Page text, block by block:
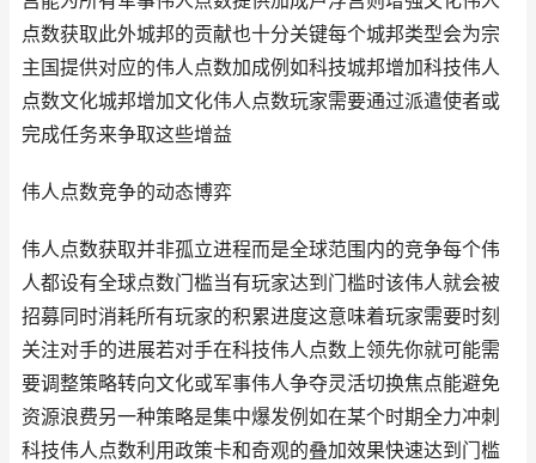
点数获取此外城邦的贡献也十分关键每个城邦类型会为宗
主国提供对应的伟人点数加成例如科技城邦增加科技伟人
点数文化城邦增加文化伟人点数玩家需要通过派遣使者或
完成任务来争取这些增益
伟人点数竞争的动态博弈
伟人点数获取并非孤立进程而是全球范围内的竞争每个伟
人都设有全球点数门槛当有玩家达到门槛时该伟人就会被
招募同时消耗所有玩家的积累进度这意味着玩家需要时刻
关注对手的进展若对手在科技伟人点数上领先你就可能需
要调整策略转向文化或军事伟人争夺灵活切换焦点能避免
资源浪费另一种策略是集中爆发例如在某个时期全力冲刺
科技伟人点数利用政策卡和奇观的叠加效果快速达到门槛